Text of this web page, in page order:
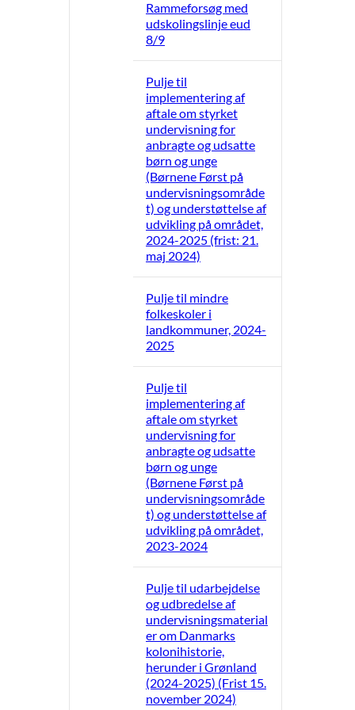
Rammeforsøg med
udskolingslinje eud
8/9
Pulje til
implementering af
aftale om styrket
undervisning for
anbragte og udsatte
børn og unge
(Børnene Først på
undervisningsområde
t) og understøttelse af
udvikling på området,
2024-2025 (frist: 21.
maj 2024)
Pulje til mindre
folkeskoler i
landkommuner, 2024-
2025
Pulje til
implementering af
aftale om styrket
undervisning for
anbragte og udsatte
børn og unge
(Børnene Først på
undervisningsområde
t) og understøttelse af
udvikling på området,
2023-2024
Pulje til udarbejdelse
og udbredelse af
undervisningsmaterial
er om Danmarks
kolonihistorie,
herunder i Grønland
(2024-2025) (Frist 15.
november 2024)